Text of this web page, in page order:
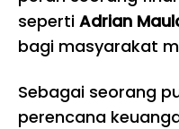
seperti Adrian
bagi masyarakat
Sebagai seorang
perencana